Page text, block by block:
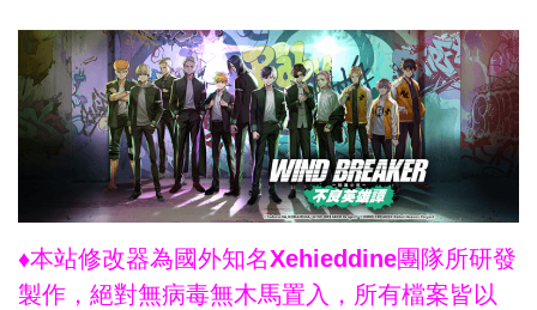
♦本站修改器為國外知名Xehieddine團隊所研發
製作，絕對無病毒無木馬置入，所有檔案皆以